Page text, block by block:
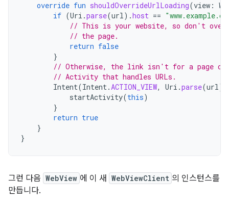
override fun shouldOverrideUrlLoading(view :
if (Uri .parse(url).host ==
// This is your website, so don't
// the page.
return false
}
// Otherwise, the link isn't for a page on
// Activity that handles URLs.
Intent(Intent.ACTION_VIEW, Uri .parse(url
startActivity(this)
}
return true
}
}
그런 다음 WebView 에 이 새 WebViewClient 의 인스턴스를
만듭니다.